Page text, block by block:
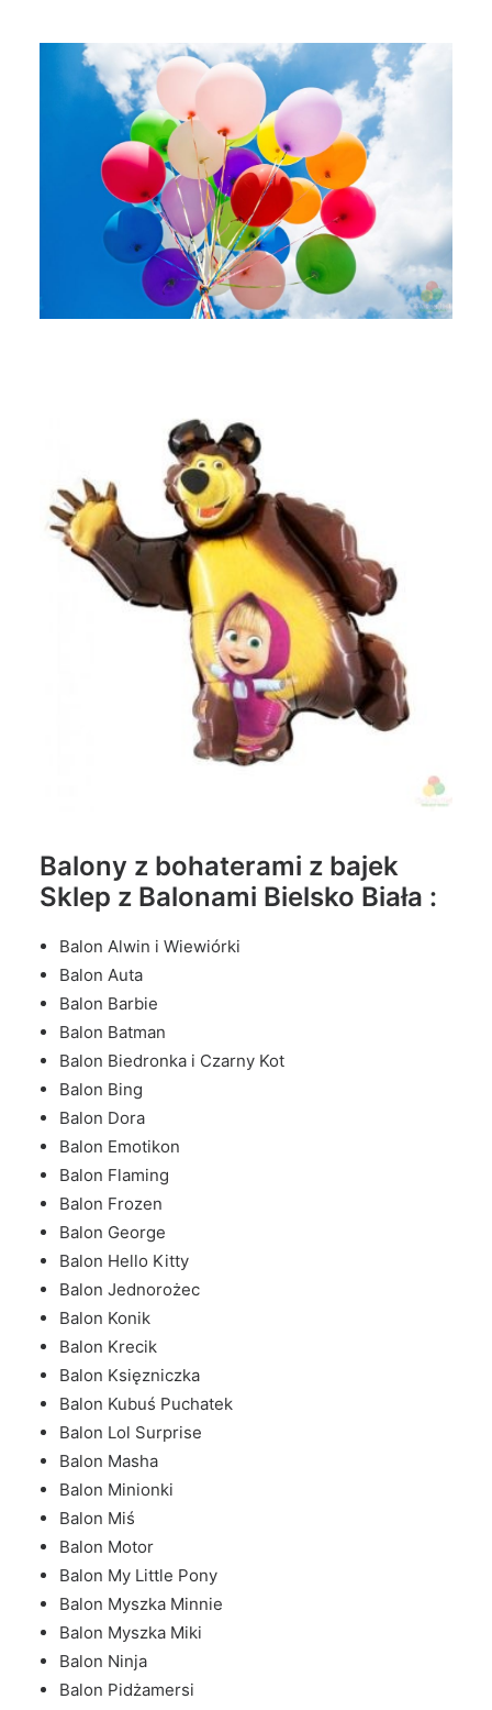
Balony z bohaterami z bajek
Sklep z Balonami Bielsko Biała :
Balon Alwin i Wiewiórki
Balon Auta
Balon Barbie
Balon Batman
Balon Biedronka i Czarny Kot
Balon Bing
Balon Dora
Balon Emotikon
Balon Flaming
Balon Frozen
Balon George
Balon Hello Kitty
Balon Jednorożec
Balon Konik
Balon Krecik
Balon Księzniczka
Balon Kubuś Puchatek
Balon Lol Surprise
Balon Masha
Balon Minionki
Balon Miś
Balon Motor
Balon My Little Pony
Balon Myszka Minnie
Balon Myszka Miki
Balon Ninja
Balon Pidżamersi